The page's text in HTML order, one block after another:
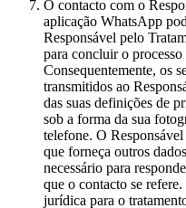
O contacto com o
aplicação WhatsApp
Responsável pelo
para concluir o
Consequentemente, os
transmitidos ao
das suas definições de
sob a forma da sua
telefone. O
que forneça outros
necessário para
que o contacto se
jurídica para o